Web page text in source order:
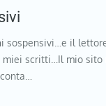
sospensivi…e il
miei scritti…Il mio